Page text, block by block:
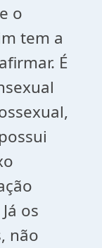
o
tem a
É
os
não